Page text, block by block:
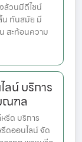
ล้วนมีดีไซน์
น ทันสมัย มี
สะท้อนความ
น์ บริการ
ณฑล
รีด บริการ
ดออนไลน์ จัด